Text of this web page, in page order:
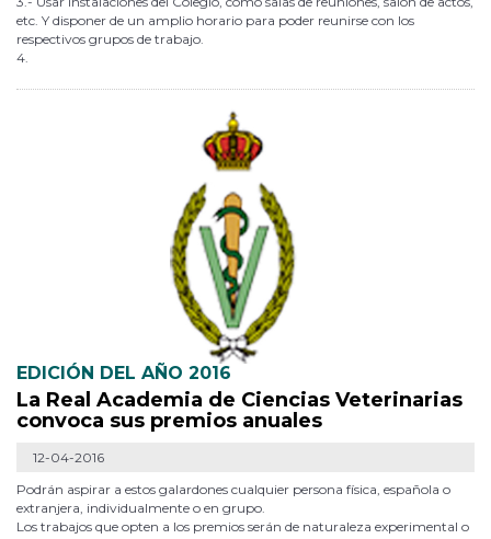
etc. Y disponer de un amplio horario para poder reunirse con los
respectivos grupos de trabajo.
4.
EDICIÓN DEL AÑO 2016
La Real Academia de Ciencias Veterinarias
convoca sus premios anuales
12-04-2016
Podrán aspirar a estos galardones cualquier persona física, española o
extranjera, individualmente o en grupo.
Los trabajos que opten a los premios serán de naturaleza experimental o